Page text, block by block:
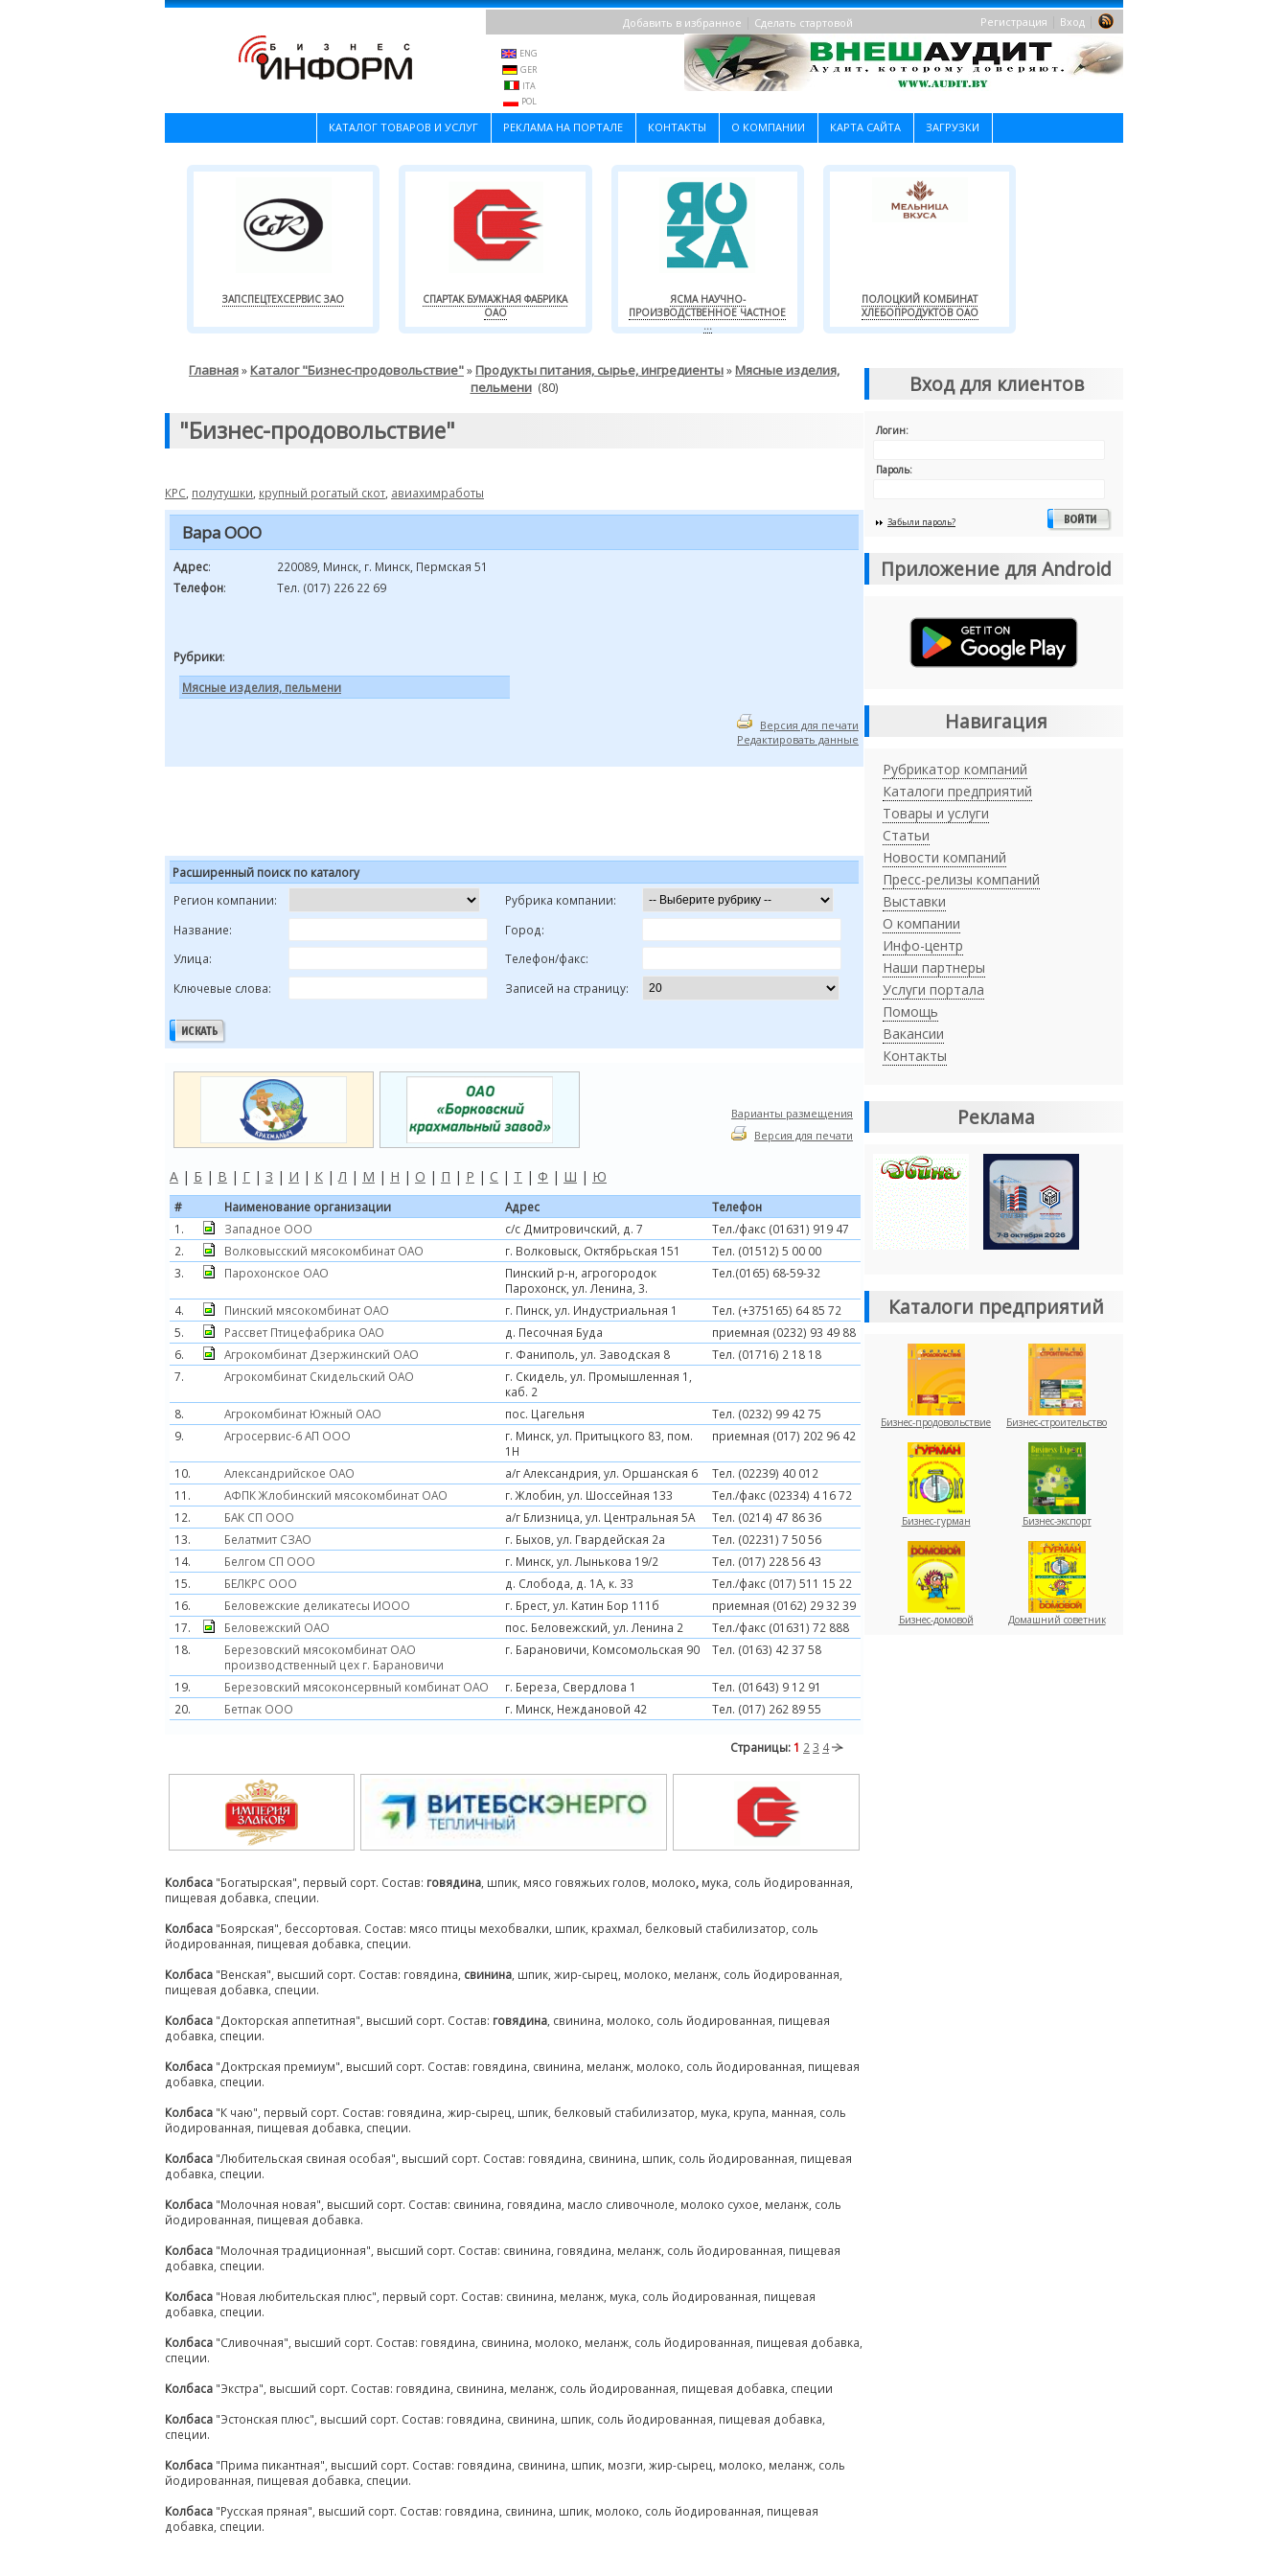
Регистрация Вход
Добавить в избранное Сделать стартовой
ENG
GER
ITA
POL
КАТАЛОГ ТОВАРОВ И УСЛУГ РЕКЛАМА НА ПОРТАЛЕ КОНТАКТЫ О КОМПАНИИ КАРТА САЙТА ЗАГРУЗКИ
ЗАПСПЕЦТЕХСЕРВИС ЗАО
СПАРТАК БУМАЖНАЯ ФАБРИКА
ОАО
ЯСМА НАУЧНО-
ПРОИЗВОДСТВЕННОЕ ЧАСТНОЕ
...
ПОЛОЦКИЙ КОМБИНАТ
ХЛЕБОПРОДУКТОВ ОАО
Главная» Каталог "Бизнес-продовольствие"» Продукты питания, сырье, ингредиенты» Мясные изделия,
пельмени(80)
"Бизнес-продовольствие"
КРС полутушки крупный рогатый скот авиахимработы
Вара ООО
Адрес:
220089, Минск, г. Минск, Пермская 51
Телефон: Тел. (017) 226 22 69
Рубрики:
Мясные изделия, пельмени
Версия для печати
Редактировать данные
Расширенный поиск по каталогу
Регион компании:
Рубрика компании:
Название:
Город:
Улица:
Телефон/факс:
Ключевые слова:
Записей на страницу:
Варианты размещения
Версия для печати
А | Б | В | Г | З | И | К |Л | М | Н | О | П | Р | С | Т | Ф | Ш | Ю
# Наименование организации Адрес
Телефон
1.
Западное ООО с/с Дмитровичский, д. 7
Тел./факс (01631) 919 47
2.
Волковысский мясокомбинат ОАО г. Волковыск, Октябрьская 151
Тел. (01512) 5 00 00
3.
Парохонское ОАО
Пинский р-н, агрогородок
Парохонск, ул. Ленина, 3.
Тел.(0165) 68-59-32
4. Пинский мясокомбинат ОАО г. Пинск, ул. Индустриальная 1
Тел. (+375165) 64 85 72
5.
Рассвет Птицефабрика ОАО д. Песочная Буда
приемная (0232) 93 49 88
6.
Агрокомбинат Дзержинский ОАО г. Фаниполь, ул. Заводская 8
Тел. (01716) 2 18 18
7.
Агрокомбинат Скидельский ОАО
г. Скидель, ул. Промышленная 1,
каб. 2
8.
Агрокомбинат Южный ОАО пос. Цагельня
Тел. (0232) 99 42 75
9.
Агросервис-6 АП ООО
г. Минск, ул. Притыцкого 83, пом.
1Н
приемная (017) 202 96 42
10. Александрийское ОАО а/г Александрия, ул. Оршанская 6
Тел. (02239) 40 012
11.
АФПК Жлобинский мясокомбинат ОАО г. Жлобин, ул. Шоссейная 133
Тел./факс (02334) 4 16 72
12.
БАК СП ООО а/г Близница, ул. Центральная 5А
Тел. (0214) 47 86 36
13.
Белатмит СЗАО г. Быхов, ул. Гвардейская 2а
Тел. (02231) 7 50 56
14.
Белгом СП ООО г. Минск, ул. Лынькова 19/2
Тел. (017) 228 56 43
15.
БЕЛКРС ООО д. Слобода, д. 1А, к. 33
Тел./факс (017) 511 15 22
16.
Беловежские деликатесы ИООО г. Брест, ул. Катин Бор 111б
приемная (0162) 29 32 39
17.
Беловежский ОАО пос. Беловежский, ул. Ленина 2
Тел./факс (01631) 72 888
18.
Березовский мясокомбинат ОАО
производственный цех г. Барановичи
г. Барановичи, Комсомольская 90 Тел. (0163) 42 37 58
19. Березовский мясоконсервный комбинат ОАО г. Береза, Свердлова 1
Тел. (01643) 9 12 91
20.
Бетпак ООО г. Минск, Неждановой 42 Тел. (017) 262 89 55
Страницы: 1 2 3 4
Колбаса "Богатырская", первый сорт. Состав: говядина , шпик, мясо говяжьих голов, молоко, мука, соль йодированная,
пищевая добавка, специи.
Колбаса "Боярская", бессортовая. Состав: мясо птицы мехобвалки, шпик, крахмал, белковый стабилизатор, соль
йодированная, пищевая добавка, специи.
Колбаса "Венская", высший сорт. Состав: говядина, свинина , шпик, жир-сырец, молоко, меланж, соль йодированная,
пищевая добавка, специи.
Колбаса "Докторская аппетитная", высший сорт. Состав: говядина , свинина, молоко, соль йодированная, пищевая
добавка, специи.
Колбаса "Доктрская премиум", высший сорт. Состав: говядина, свинина, меланж, молоко, соль йодированная, пищевая
добавка, специи.
Колбаса "К чаю", первый сорт. Состав: говядина, жир-сырец, шпик, белковый стабилизатор, мука, крупа, манная, соль
йодированная, пищевая добавка, специи.
Колбаса "Любительская свиная особая", высший сорт. Состав: говядина, свинина, шпик, соль йодированная, пищевая
добавка, специи.
Колбаса "Молочная новая", высший сорт. Состав: свинина, говядина, масло сливочноле, молоко сухое, меланж, соль
йодированная, пищевая добавка.
Колбаса "Молочная традиционная", высший сорт. Состав: свинина, говядина, меланж, соль йодированная, пищевая
добавка, специи.
Колбаса "Новая любительская плюс", первый сорт. Состав: свинина, меланж, мука, соль йодированная, пищевая
добавка, специи.
Колбаса "Сливочная", высший сорт. Состав: говядина, свинина, молоко, меланж, соль йодированная, пищевая добавка,
специи.
Колбаса "Экстра", высший сорт. Состав: говядина, свинина, меланж, соль йодированная, пищевая добавка, специи
Колбаса "Эстонская плюс", высший сорт. Состав: говядина, свинина, шпик, соль йодированная, пищевая добавка,
специи.
Колбаса "Прима пикантная", высший сорт. Состав: говядина, свинина, шпик, мозги, жир-сырец, молоко, меланж, соль
йодированная, пищевая добавка, специи.
Колбаса "Русская пряная", высший сорт. Состав: говядина, свинина, шпик, молоко, соль йодированная, пищевая
добавка, специи.
Вход для клиентов
Логин:
Пароль:
Забыли пароль?
Приложение для Android
Навигация
Рубрикатор компаний
Каталоги предприятий
Товары и услуги
Статьи
Новости компаний
Пресс-релизы компаний
Выставки
О компании
Инфо-центр
Наши партнеры
Услуги портала
Помощь
Вакансии
Контакты
Реклама
Каталоги предприятий
Бизнес-продовольствие Бизнес-строительство
Бизнес-гурман Бизнес-экспорт
Бизнес-домовой Домашний советник